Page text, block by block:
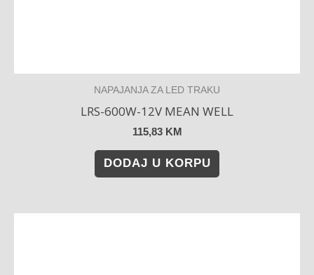
NAPAJANJA ZA LED TRAKU
LRS-600W-12V MEAN WELL
115,83 KM
DODAJ U KORPU